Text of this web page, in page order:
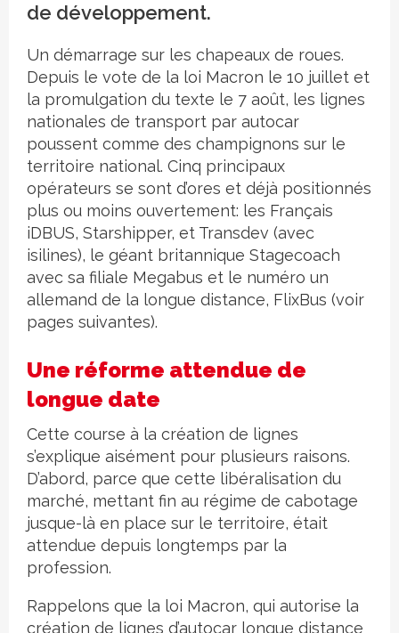
de développement.
Un démarrage sur les chapeaux de roues.
Depuis le vote de la loi Macron le 10 juillet et
la promulgation du texte le 7 août, les lignes
nationales de transport par autocar
poussent comme des champignons sur le
territoire national. Cinq principaux
opérateurs se sont d’ores et déjà positionnés
plus ou moins ouvertement: les Français
iDBUS, Starshipper, et Transdev (avec
isilines), le géant britannique Stagecoach
avec sa filiale Megabus et le numéro un
allemand de la longue distance, FlixBus (voir
pages suivantes).
Une réforme attendue de
longue date
Cette course à la création de lignes
s’explique aisément pour plusieurs raisons.
D’abord, parce que cette libéralisation du
marché, mettant fin au régime de cabotage
jusque-là en place sur le territoire, était
attendue depuis longtemps par la
profession.
Rappelons que la loi Macron, qui autorise la
création de lignes d’autocar longue distance